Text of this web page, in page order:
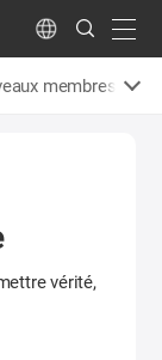
Language
Search
Submit
membres
vérité,